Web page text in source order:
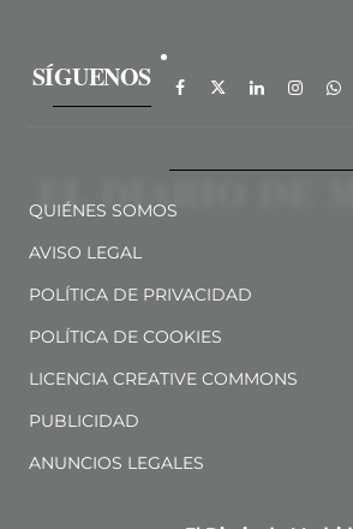
SÍGUENOS
QUIÉNES SOMOS
AVISO LEGAL
POLÍTICA DE PRIVACIDAD
POLÍTICA DE COOKIES
LICENCIA CREATIVE COMMONS
PUBLICIDAD
ANUNCIOS LEGALES